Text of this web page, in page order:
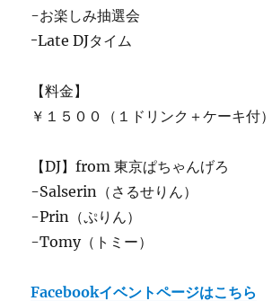
-お楽しみ抽選会
ｰLate DJタイム
【料金】
￥１５００（１ドリンク＋ケーキ付）
【DJ】from 東京ぱちゃんげろ
-Salserin（さるせりん）
-Prin（ぷりん）
-Tomy（トミー）
Facebookイベントページはこちら